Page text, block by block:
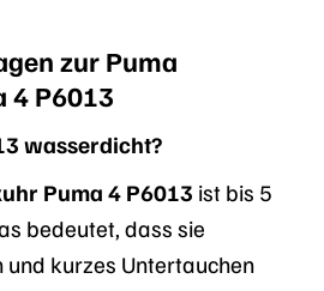
zur Puma
4 P6013
wasserdicht?
Puma 4 P6013 ist bis 5
bedeutet, dass sie
und kurzes Untertauchen